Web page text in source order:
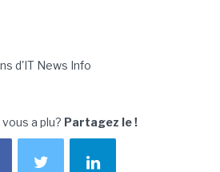
d'IT News Info
a plu? Partagez le !